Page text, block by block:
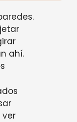
ahí.
ver